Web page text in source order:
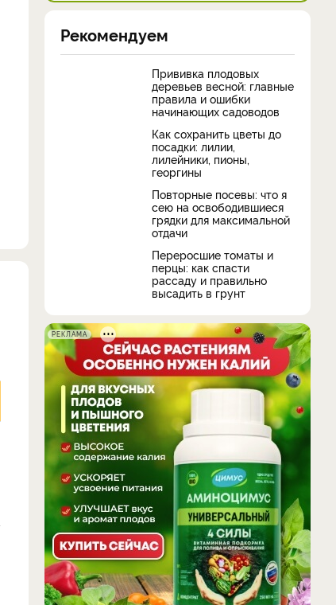
Рекомендуем
Прививка плодовых
деревьев весной: главные
правила и ошибки
начинающих садоводов
Как сохранить цветы до
посадки: лилии,
лилейники, пионы,
георгины
Повторные посевы: что я
сею на освободившиеся
грядки для максимальной
отдачи
Переросшие томаты и
перцы: как спасти
рассаду и правильно
высадить в грунт
РЕКЛАМА